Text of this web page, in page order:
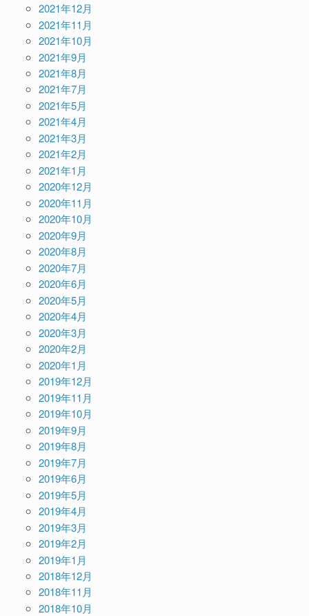
2021年12月
2021年11月
2021年10月
2021年9月
2021年8月
2021年7月
2021年5月
2021年4月
2021年3月
2021年2月
2021年1月
2020年12月
2020年11月
2020年10月
2020年9月
2020年8月
2020年7月
2020年6月
2020年5月
2020年4月
2020年3月
2020年2月
2020年1月
2019年12月
2019年11月
2019年10月
2019年9月
2019年8月
2019年7月
2019年6月
2019年5月
2019年4月
2019年3月
2019年2月
2019年1月
2018年12月
2018年11月
2018年10月